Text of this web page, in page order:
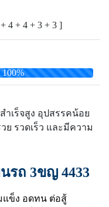
4 + 4 + 3 + 3 ]
100%
ำเร็จสูง อุปสรรคน้อย
วย รวดเร็ว และมีความ
รถ 3ขญ 4433
แข็ง อดทน ต่อสู้